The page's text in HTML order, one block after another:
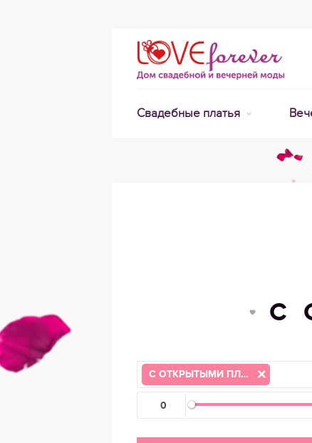
Свадебные платья
С
С ОТКРЫТЫМИ ПЛЕЧАМИ